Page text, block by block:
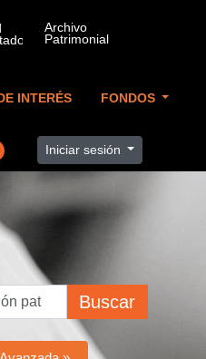
INTERÉS FONDOS
Iniciar sesión
Buscar